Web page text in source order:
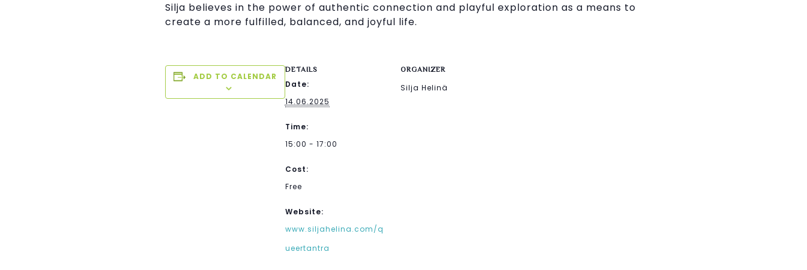
Silja believes in the power of authentic connection and playful exploration as a means to
create a more fulfilled, balanced, and joyful life.
ADD TO CALENDAR
DETAILS
Date:
14.06.2025
Time:
15:00 - 17:00
Cost:
Free
Website:
www.siljahelina.com/q
ueertantra
ORGANIZER
Silja Helinä